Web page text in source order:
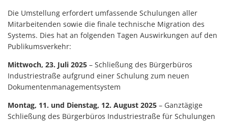
Die Umstellung erfordert umfassende Schulungen aller
Mitarbeitenden sowie die finale technische Migration des
Systems. Dies hat an folgenden Tagen Auswirkungen auf den
Publikumsverkehr:
Mittwoch, 23. Juli 2025 – Schließung des Bürgerbüros
Industriestraße aufgrund einer Schulung zum neuen
Dokumentenmanagementsystem
Montag, 11. und Dienstag, 12. August 2025 – Ganztägige
Schließung des Bürgerbüros Industriestraße für Schulungen